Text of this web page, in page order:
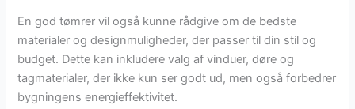
En god tømrer vil også kunne rådgive om de bedste
materialer og designmuligheder, der passer til din stil og
budget. Dette kan inkludere valg af vinduer, døre og
tagmaterialer, der ikke kun ser godt ud, men også forbedrer
bygningens energieffektivitet.